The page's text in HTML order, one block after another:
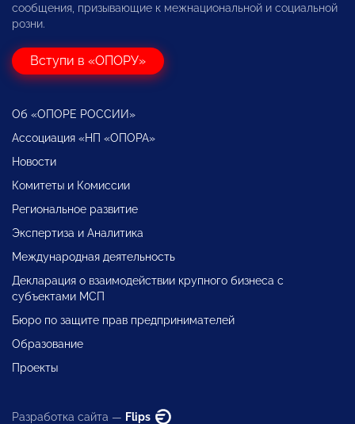
сообщения, призывающие к межнациональной и социальной
розни.
Вступи в «ОПОРУ»
Об «ОПОРЕ РОССИИ»
Ассоциация «НП «ОПОРА»
Новости
Комитеты и Комиссии
Региональное развитие
Экспертиза и Аналитика
Международная деятельность
Декларация о взаимодействии крупного бизнеса с
субъектами МСП
Бюро по защите прав предпринимателей
Образование
Проекты
Разработка сайта — Flips